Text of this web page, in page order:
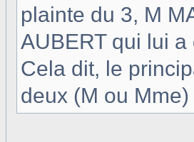
plainte du 3, M
AUBERT qui lui a
Cela dit, le
deux (M ou